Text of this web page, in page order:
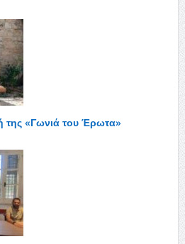
της «Γωνιά του Έρωτα»